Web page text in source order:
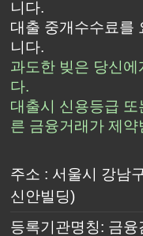
니다.
대출 중개수수료를
니다.
과도한 빚은 당신에
다.
대출시 신용등급
른 금융거래가 제
주소 : 서울시 강남
신안빌딩)
등록기관명칭: 금